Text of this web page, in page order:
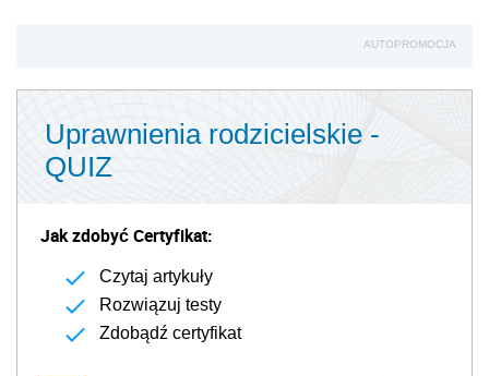
AUTOPROMOCJA
Uprawnienia rodzicielskie -
QUIZ
Jak zdobyć Certyfikat:
Czytaj artykuły
Rozwiązuj testy
Zdobądź certyfikat